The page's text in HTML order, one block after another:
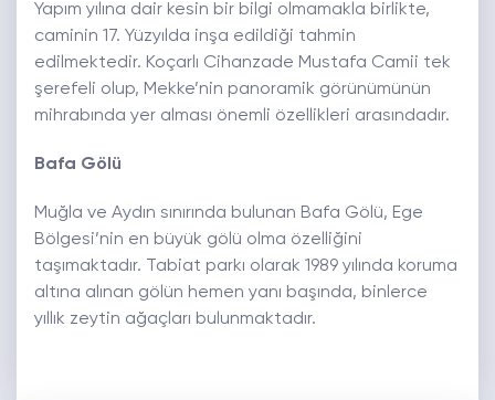
Yapım yılına dair kesin bir bilgi olmamakla birlikte,
caminin 17. Yüzyılda inşa edildiği tahmin
edilmektedir. Koçarlı Cihanzade Mustafa Camii tek
şerefeli olup, Mekke’nin panoramik görünümünün
mihrabında yer alması önemli özellikleri arasındadır.
Bafa Gölü
Muğla ve Aydın sınırında bulunan Bafa Gölü, Ege
Bölgesi’nin en büyük gölü olma özelliğini
taşımaktadır. Tabiat parkı olarak 1989 yılında koruma
altına alınan gölün hemen yanı başında, binlerce
yıllık zeytin ağaçları bulunmaktadır.